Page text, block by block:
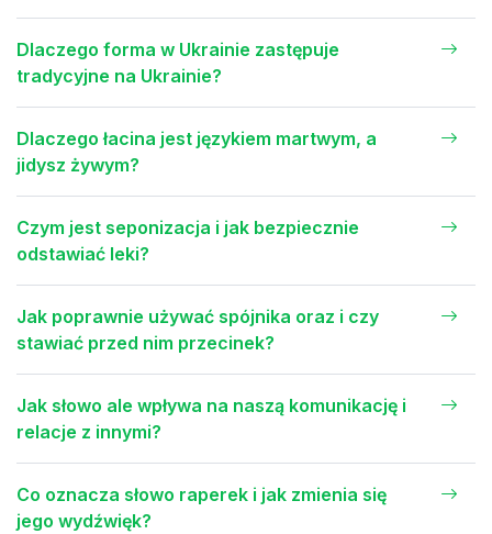
Dlaczego forma w Ukrainie zastępuje
tradycyjne na Ukrainie?
Dlaczego łacina jest językiem martwym, a
jidysz żywym?
Czym jest seponizacja i jak bezpiecznie
odstawiać leki?
Jak poprawnie używać spójnika oraz i czy
stawiać przed nim przecinek?
Jak słowo ale wpływa na naszą komunikację i
relacje z innymi?
Co oznacza słowo raperek i jak zmienia się
jego wydźwięk?